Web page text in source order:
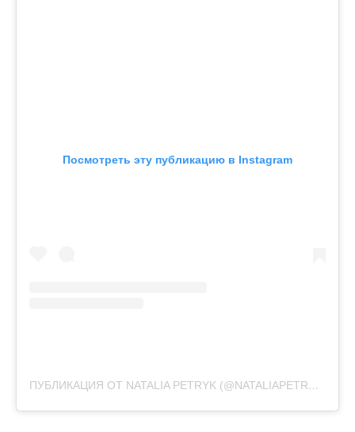
Посмотреть эту публикацию в Instagram
ПУБЛИКАЦИЯ ОТ NATALIA PETRYK (@NATALIAPETRYK)